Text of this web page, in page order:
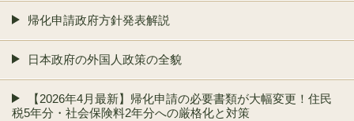
帰化申請政府方針発表解説
日本政府の外国人政策の全貌
【2026年4月最新】帰化申請の必要書類が大幅変更！住民
税5年分・社会保険料2年分への厳格化と対策